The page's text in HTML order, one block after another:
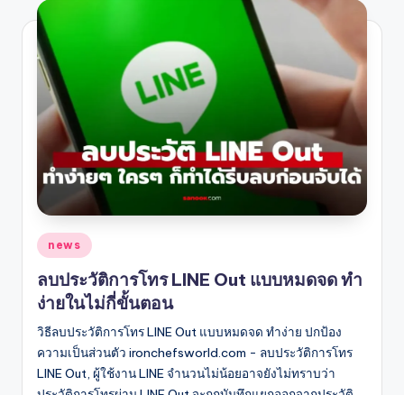
Posted
in
news
ลบประวัติการโทร LINE Out แบบหมดจด ทำ
ง่ายในไม่กี่ขั้นตอน
วิธีลบประวัติการโทร LINE Out แบบหมดจด ทำง่าย ปกป้อง
ความเป็นส่วนตัว ironchefsworld.com - ลบประวัติการโทร
LINE Out, ผู้ใช้งาน LINE จำนวนไม่น้อยอาจยังไม่ทราบว่า